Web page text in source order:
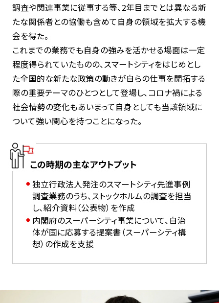
調査や関連事業に従事する等、2年目までとは異なる新
たな関係者との協働も含めて自身の領域を拡大する機
会を得た。
これまでの業務でも自身の強みを活かせる場面は一定
程度得られていたものの、スマートシティをはじめとし
た全国的な新たな政策の動きが自らの仕事を開拓する
際の重要テーマのひとつとして登場し、コロナ禍による
社会情勢の変化もあいまって自身としても当該領域に
ついて強い関心を持つことになった。
この時期の主なアウトプット
独立行政法人発注のスマートシティ先進事例
調査業務のうち、ストックホルムの調査を担当
し、紹介資料（公表物）を作成
内閣府のスーパーシティ事業について、自治
体が国に応募する提案書（スーパーシティ構
想）の作成を支援